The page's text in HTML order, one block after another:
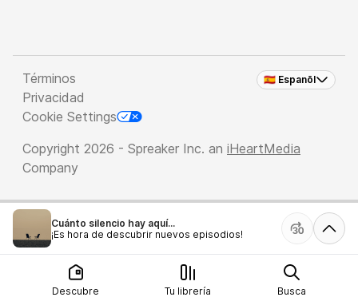
🇪🇸 Espanõl
Términos
Privacidad
Cookie Settings
Copyright 2026 - Spreaker Inc. an iHeartMedia
Company
Cuánto silencio hay aquí...
¡Es hora de descubrir nuevos episodios!
Descubre Tu librería Busca